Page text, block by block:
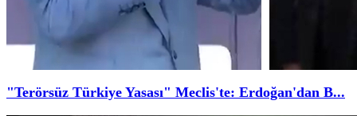
"Terörsüz Türkiye Yasası" Meclis'te: Erdoğan'dan B...